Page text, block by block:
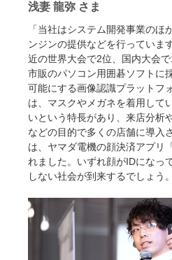
浅妻 龍弥 さま
「当社はシステム開発事業のほ
ンジンの提供などを行っていま
近の世界大会で2位、国内大会で
市販のパソコン用囲碁ソフトに
可能にする画像認識プラットフ
は、マスクやメガネを着用して
いという特長があり、来店分析
などの目的で多くの店舗に導入
は、ヤマダ電機の顔決済アプリ
れました。いずれ顔がIDになっ
しない社会が到来するでしょう。